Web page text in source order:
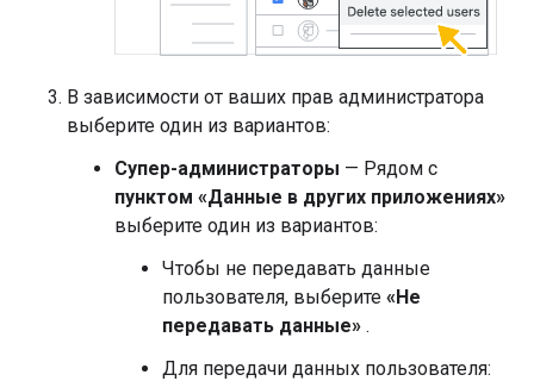
В зависимости от ваших прав администратора
выберите один из вариантов:
Супер-администраторы — Рядом с
пунктом «Данные в других приложениях»
выберите один из вариантов:
Чтобы не передавать данные
пользователя, выберите «Не
передавать данные» .
Для передачи данных пользователя: